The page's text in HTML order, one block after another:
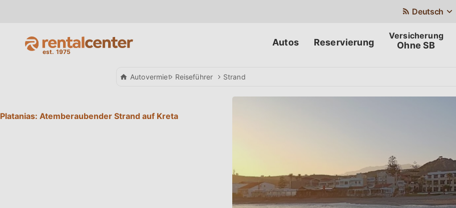
Deutsch
Autos Reservierung Ohne SB
AutovermietungReiseführer Strand
Platanias: Atemberaubender Strand auf Kreta